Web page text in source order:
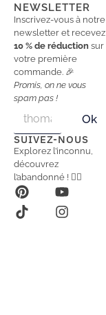
NEWSLETTER
Inscrivez-vous à notre
newsletter et recevez
10 % de réduction sur
votre première
commande. 🎉
Promis, on ne vous
spam pas !
a
i
l
a
i
l
*
Ok
SUIVEZ-NOUS
Explorez l’inconnu,
découvrez
l’abandonné ! 🕵️‍♂️